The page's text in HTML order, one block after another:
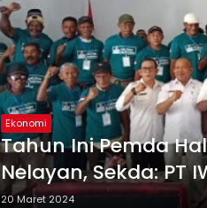
Ekonomi
Tahun Ini Pemda
Nelayan, Sekda: PT
20 Maret 2024